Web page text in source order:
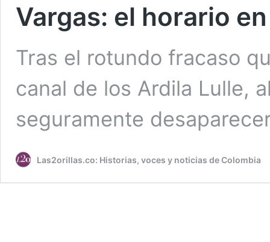
Vargas: el horario
Tras el rotundo fracaso
canal de los Ardila Lulle,
seguramente
Las2orillas.co: Historias, voces y noticias de Colombia